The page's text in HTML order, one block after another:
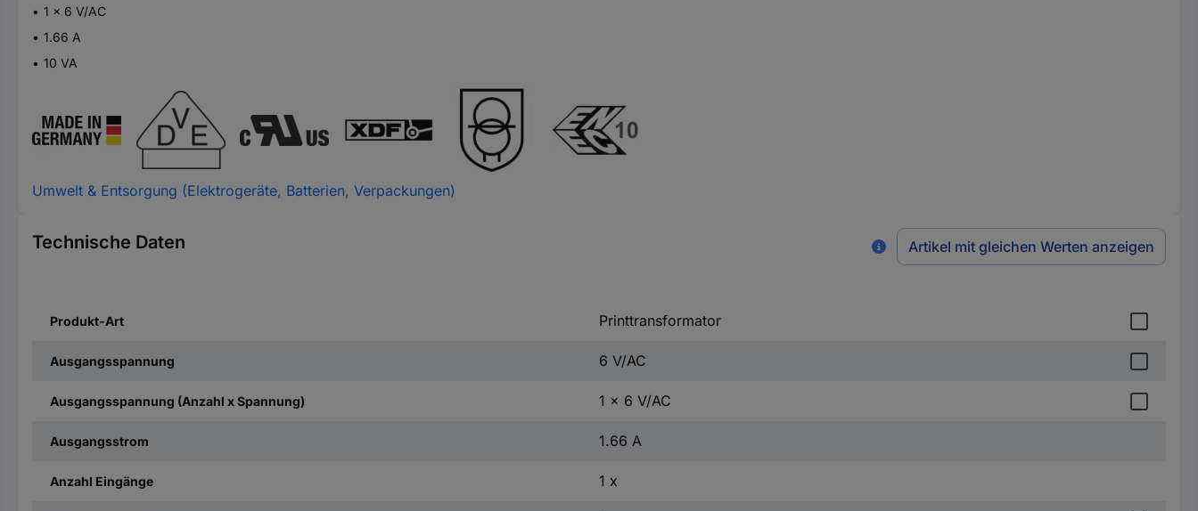
1 x 6 V/AC
1.66 A
10 VA
Umwelt & Entsorgung (Elektrogeräte, Batterien, Verpackungen)
Technische Daten Artikel mit gleichen Werten anzeigen
Produkt-Art Printtransformator
Ausgangsspannung 6 V/AC
Ausgangsspannung (Anzahl x Spannung) 1 x 6 V/AC
Ausgangsstrom 1.66 A
Anzahl Eingänge 1 x